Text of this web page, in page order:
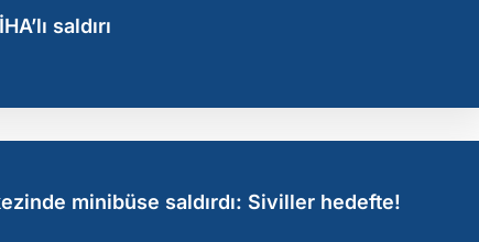
saldırı
minibüse saldırdı: Siviller hedefte!